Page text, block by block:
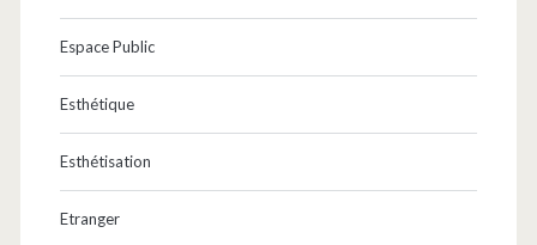
Espace Public
Esthétique
Esthétisation
Etranger